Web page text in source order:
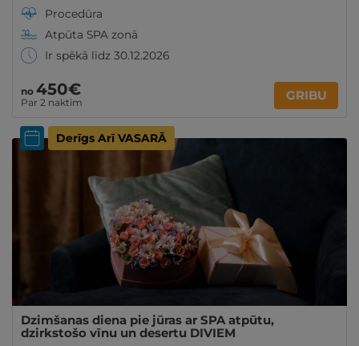
Procedūra
Atpūta SPA zonā
Ir spēkā līdz 30.12.2026
no 450€
Par 2 naktīm GRIBU
Derīgs Arī VASARĀ
Dzimšanas diena pie jūras ar SPA atpūtu,
dzirkstošo vīnu un desertu DIVIEM